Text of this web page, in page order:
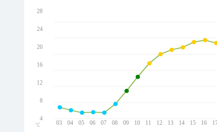
03 04 05 06 07 08 09 10 11 12 13 14 15 16
28
24
20
16
12
8
4
℃